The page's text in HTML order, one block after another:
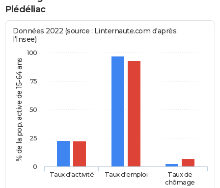
Plédéliac
% de la pop. active de 15-64 ans
Données 2022 (source : Linternaute.com d'après
l'Insee)
Taux d'activité Taux d'emploi
Taux de
chômage
0
25
50
75
100